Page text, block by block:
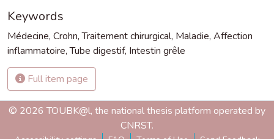
Keywords
Médecine, Crohn,Traitement chirurgical, Maladie, Affection
inflammatoire,Tube digestif, Intestin grêle
Full item page
© 2026 TOUBK@l, the national thesis platform operated by
CNRST.